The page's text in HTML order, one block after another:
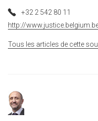
+32 2 542 80 11
http://
Tous les articles de cette